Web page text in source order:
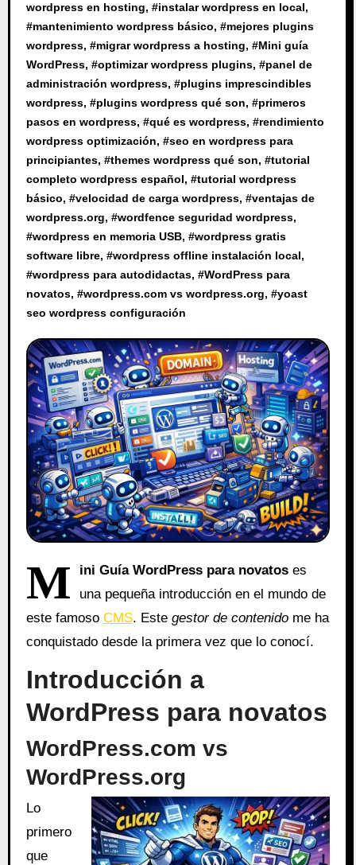
wordpress en hosting, #instalar wordpress en local,
#mantenimiento wordpress básico, #mejores plugins
wordpress, #migrar wordpress a hosting, #Mini guía
WordPress, #optimizar wordpress plugins, #panel de
administración wordpress, #plugins imprescindibles
wordpress, #plugins wordpress qué son, #primeros
pasos en wordpress, #qué es wordpress, #rendimiento
wordpress optimización, #seo en wordpress para
principiantes, #themes wordpress qué son, #tutorial
completo wordpress español, #tutorial wordpress
básico, #velocidad de carga wordpress, #ventajas de
wordpress.org, #wordfence seguridad wordpress,
#wordpress en memoria USB, #wordpress gratis
software libre, #wordpress offline instalación local,
#wordpress para autodidactas, #WordPress para
novatos, #wordpress.com vs wordpress.org, #yoast
seo wordpress configuración
M ini Guía WordPress para novatoses
una pequeña introducción en el mundo de
este famoso CMS. Este gestor de contenidome ha
conquistado desde la primera vez que lo conocí.
Introducción a
WordPress para novatos
WordPress.com vs
WordPress.org
Lo
primero
que